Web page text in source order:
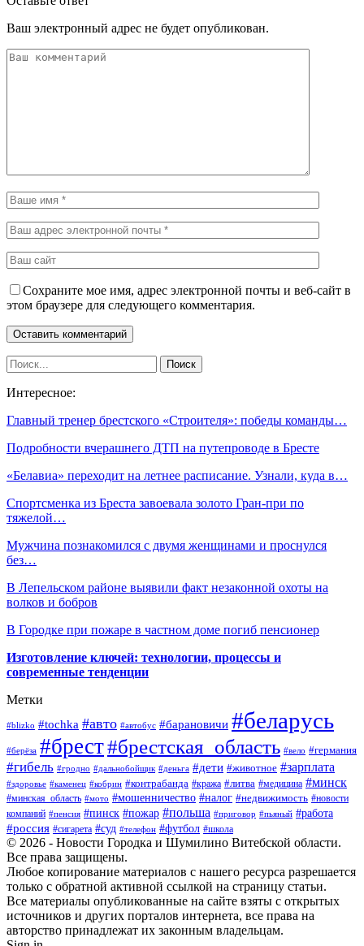
Ваш электронный адрес не будет опубликован.
Сохраните мое имя, адрес электронной почты и веб-сайт в
этом браузере для следующего комментария.
Интересное:
Главный тренер брестского «Строителя»: победы команды…
Подробности вчерашнего ДТП на путепроводе в Бресте
«Белавиа» переходит на летнее расписание. Узнали, куда в…
Спортсменка из Бреста завоевала золото Гран-при по
тяжелой…
Мужчина познакомился с двумя женщинами и проснулся
без…
В Лепельском районе выявили факт незаконной охоты на
волков и бобров
В Городке при пожаре в частном доме погиб пенсионер
Изготовление ключей: технологии, процессы и
современные тенденции
Метки
#blizko #tochka #авто #автобус #барановичи #беларусь
#берёза #брест#брестская_область #вело #германия
#гибель #гродно #дальнобойщик #деньга #дети #животное #зарплата
#здоровье #каменец #кобрин #контрабанда #кража #литва #медицина #минск
#минская_область #мото #мошенничество #налог #недвижимость #новости
компаний #пенсия #пинск #пожар #польша #приговор #пьяный #работа
#россия #сигарета #суд #телефон #футбол #школа
© 2026 - Новости Городка и Шумилино Витебской области.
Все права защищены.
Любое копирование материалов с нашего ресурса разрешается
только с обратной активной ссылкой на страницу статьи.
Все материалы опубликованные на сайте взяты с открытых
источников и других порталов интернета, все права на
авторство принадлежат их законным владельцам.